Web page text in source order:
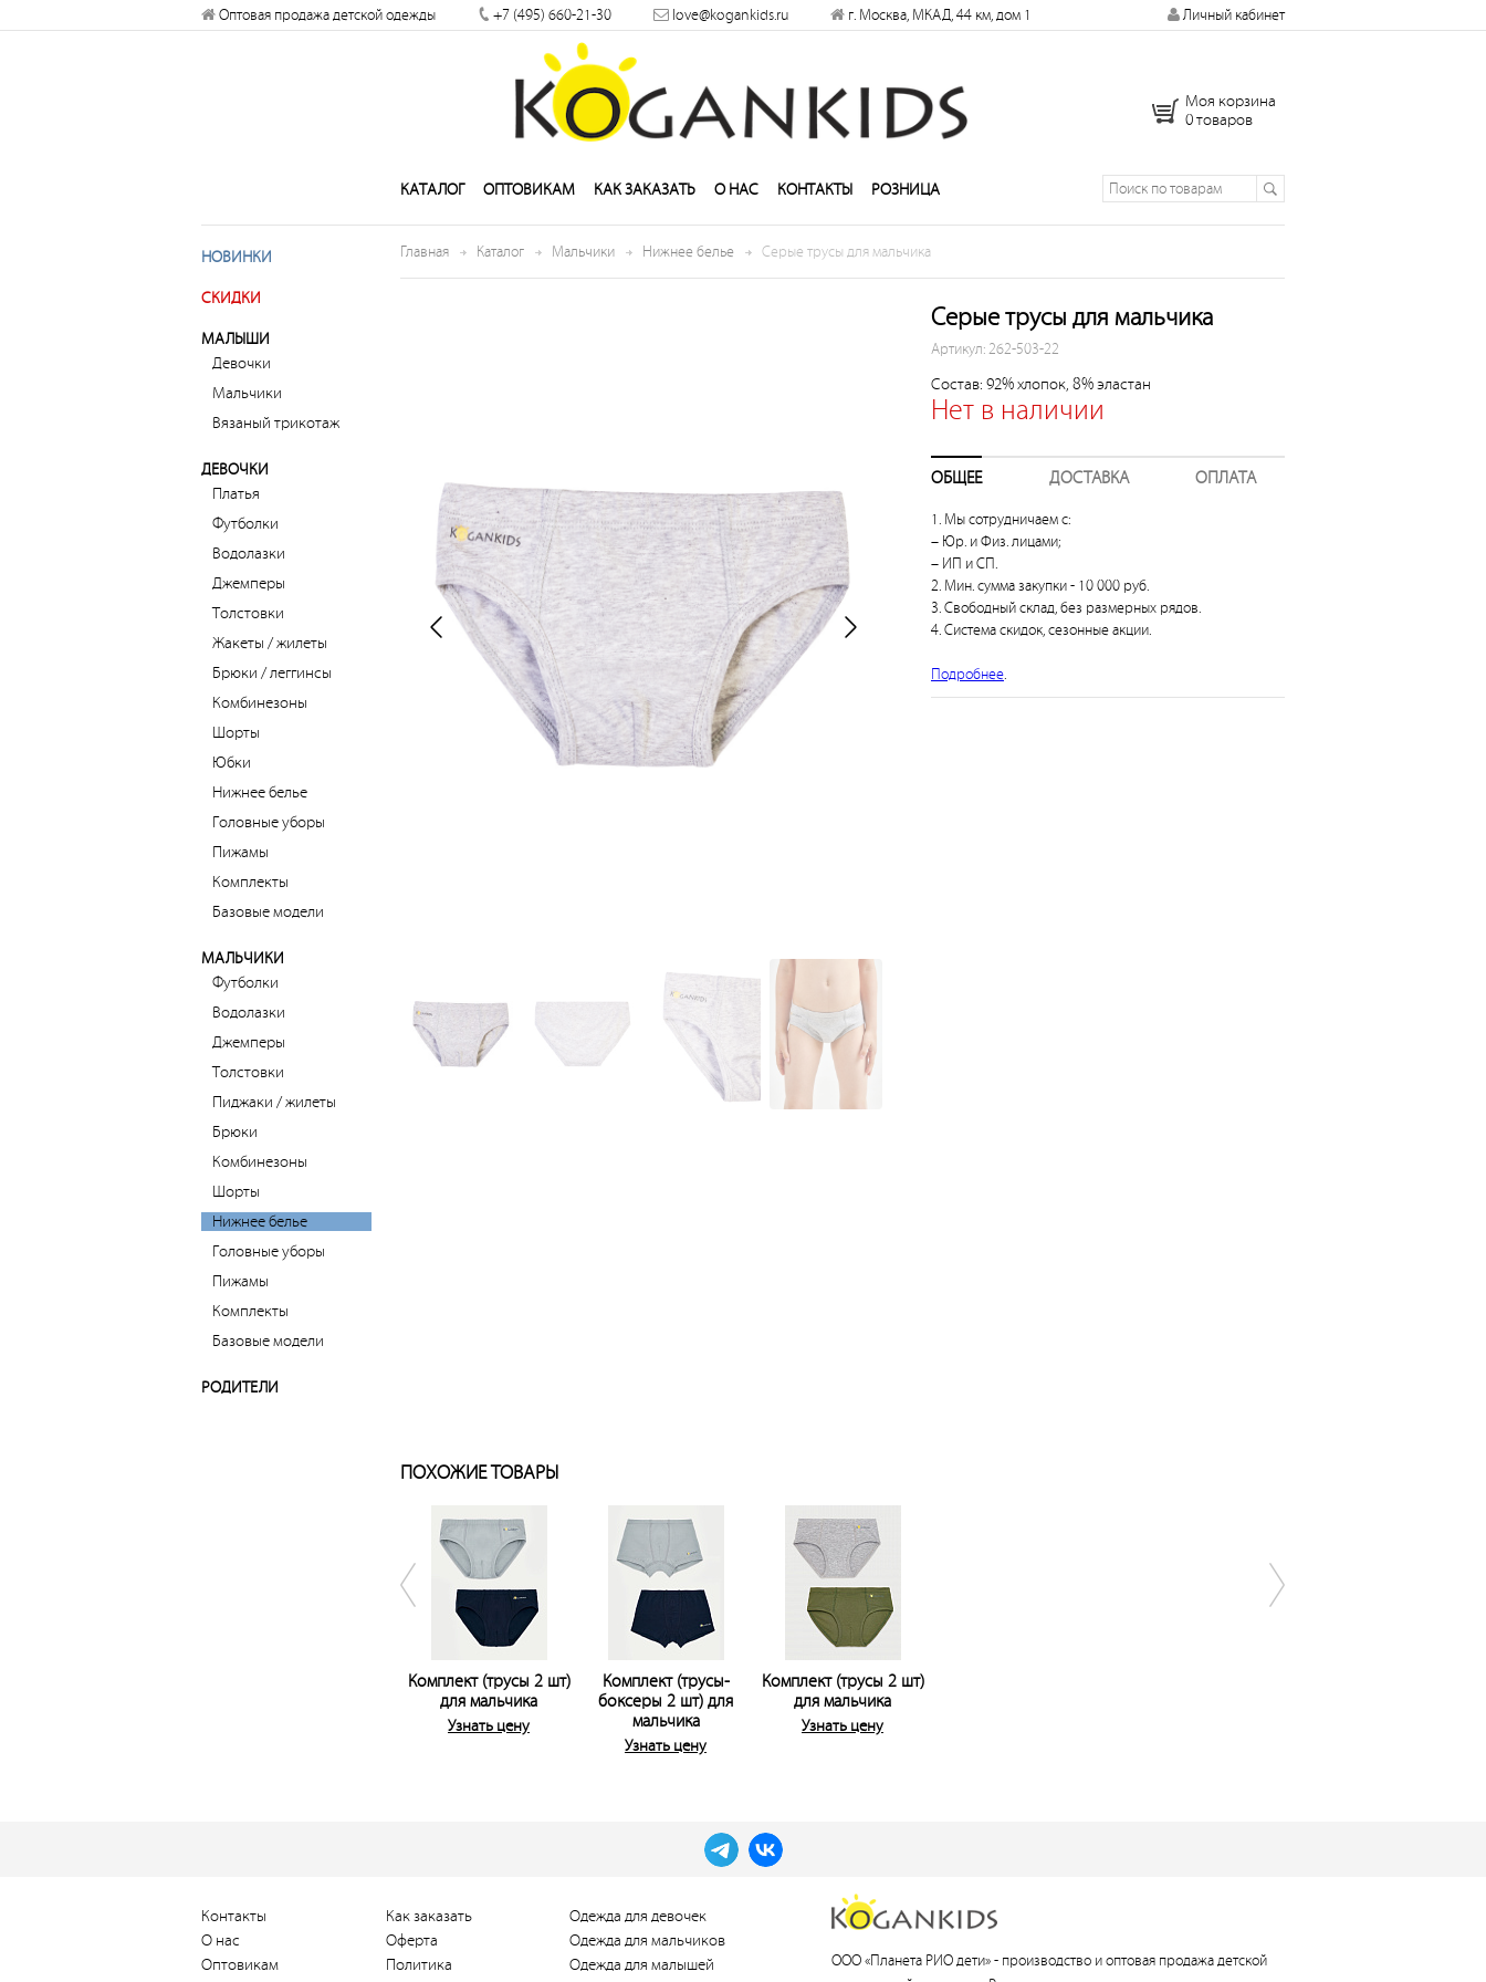
Разрешите сайту kogankids.ru
отправлять вам уведомления на
Разрешить
Оптовая продажа детской одежды +7 (495) 660-21-30 love@kogankids.ru г. Москва, МКАД, 44 км, дом 1 Личный кабинет
Моя корзина
0 товаров
КАТАЛОГ ОПТОВИКАМ КАК ЗАКАЗАТЬ О НАС КОНТАКТЫ РОЗНИЦА
НОВИНКИ
СКИДКИ
МАЛЫШИ
Девочки
Мальчики
Вязаный трикотаж
ДЕВОЧКИ
Платья
Футболки
Водолазки
Джемперы
Толстовки
Жакеты / жилеты
Брюки / леггинсы
Комбинезоны
Шорты
Юбки
Нижнее белье
Головные уборы
Пижамы
Комплекты
Базовые модели
МАЛЬЧИКИ
Футболки
Водолазки
Джемперы
Толстовки
Пиджаки / жилеты
Брюки
Комбинезоны
Шорты
Нижнее белье
Головные уборы
Пижамы
Комплекты
Базовые модели
РОДИТЕЛИ
Главная Каталог Мальчики Нижнее белье Серые трусы для мальчика
Серые трусы для мальчика
Артикул: 262-503-22
Состав: 92% хлопок, 8% эластан
Нет в наличии
ОБЩЕЕ ДОСТАВКА ОПЛАТА
1. Мы сотрудничаем с:
– Юр. и Физ. лицами;
– ИП и СП.
2. Мин. сумма закупки - 10 000 руб.
3. Свободный склад, без размерных рядов.
4. Система скидок, сезонные акции.
Подробнее.
ПОХОЖИЕ ТОВАРЫ
Комплект (трусы 2 шт)
для мальчика
Узнать цену
Комплект (трусы-
боксеры 2 шт) для
мальчика
Узнать цену
Комплект (трусы 2 шт)
для мальчика
Узнать цену
Контакты
О нас
Оптовикам
Как заказать
Оферта
Политика
Одежда для девочек
Одежда для мальчиков
Одежда для малышей
ООО «Планета РИО дети» - производство и оптовая продажа детской